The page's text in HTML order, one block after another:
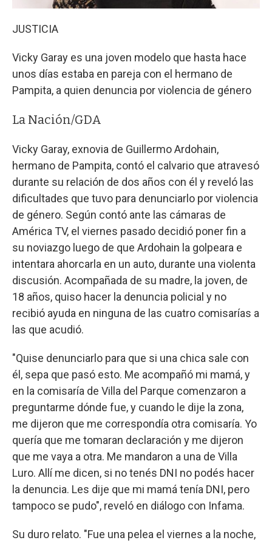
JUSTICIA
Vicky Garay es una joven modelo que hasta hace
unos días estaba en pareja con el hermano de
Pampita, a quien denuncia por violencia de género
La Nación/GDA
Vicky Garay, exnovia de Guillermo Ardohain,
hermano de Pampita, contó el calvario que atravesó
durante su relación de dos años con él y reveló las
dificultades que tuvo para denunciarlo por violencia
de género. Según contó ante las cámaras de
América TV, el viernes pasado decidió poner fin a
su noviazgo luego de que Ardohain la golpeara e
intentara ahorcarla en un auto, durante una violenta
discusión. Acompañada de su madre, la joven, de
18 años, quiso hacer la denuncia policial y no
recibió ayuda en ninguna de las cuatro comisarías a
las que acudió.
"Quise denunciarlo para que si una chica sale con
él, sepa que pasó esto. Me acompañó mi mamá, y
en la comisaría de Villa del Parque comenzaron a
preguntarme dónde fue, y cuando le dije la zona,
me dijeron que me correspondía otra comisaría. Yo
quería que me tomaran declaración y me dijeron
que me vaya a otra. Me mandaron a una de Villa
Luro. Allí me dicen, si no tenés DNI no podés hacer
la denuncia. Les dije que mi mamá tenía DNI, pero
tampoco se pudo", reveló en diálogo con Infama.
Su duro relato. "Fue una pelea el viernes a la noche,